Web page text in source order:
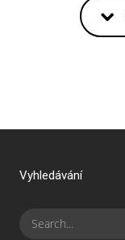
Vyhledávání